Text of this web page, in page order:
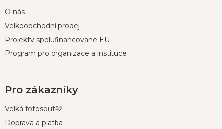
O nás
Velkoobchodní prodej
Projekty spolufinancované EU
Program pro organizace a instituce
Pro zákazníky
Velká fotosoutěž
Doprava a platba